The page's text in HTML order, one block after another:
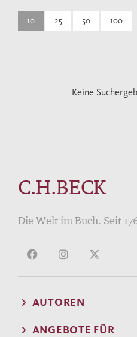
10 25 50 100
Keine
C.H.BECK
Die Welt im Buch. Seit
AUTOREN
ANGEBOTE FÜR